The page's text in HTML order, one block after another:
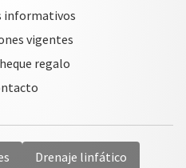
informativos
vigentes
regalo
Drenaje linfático